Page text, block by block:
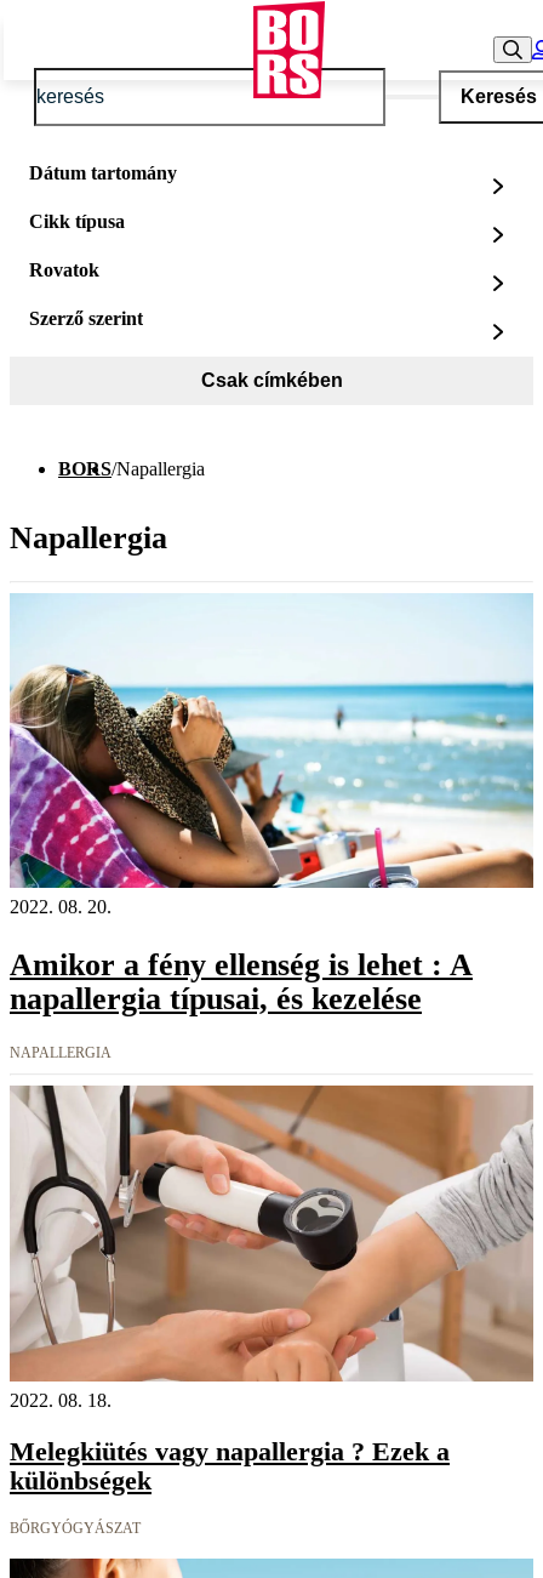
Keresés
Dátum tartomány
Cikk típusa
Rovatok
Szerző szerint
Csak címkében
BORS/Napallergia
Napallergia
2022. 08. 20.
Amikor a fény ellenség is lehet : A
napallergia típusai, és kezelése
NAPALLERGIA
2022. 08. 18.
Melegkiütés vagy napallergia ? Ezek a
különbségek
BŐRGYÓGYÁSZAT